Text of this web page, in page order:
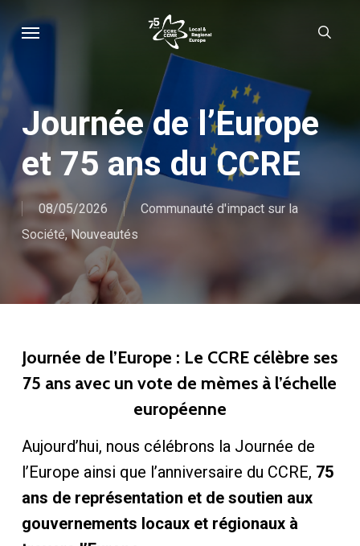
main
content
Menu
Journée de l’Europe
et 75 ans du CCRE
08/05/2026
Communauté d'impact sur la
Société,Nouveautés
Journée de l’Europe : Le CCRE célèbre ses
75 ans avec un vote de mèmes à l’échelle
européenne
Aujourd’hui, nous célébrons la Journée de
l’Europe ainsi que l’anniversaire du CCRE, 75
ans de représentation et de soutien aux
gouvernements locaux et régionaux à